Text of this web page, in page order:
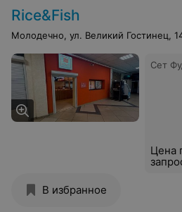
Rice&Fish
Молодечно, ул. Великий Гостинец,
Сет
Цена
В избранное